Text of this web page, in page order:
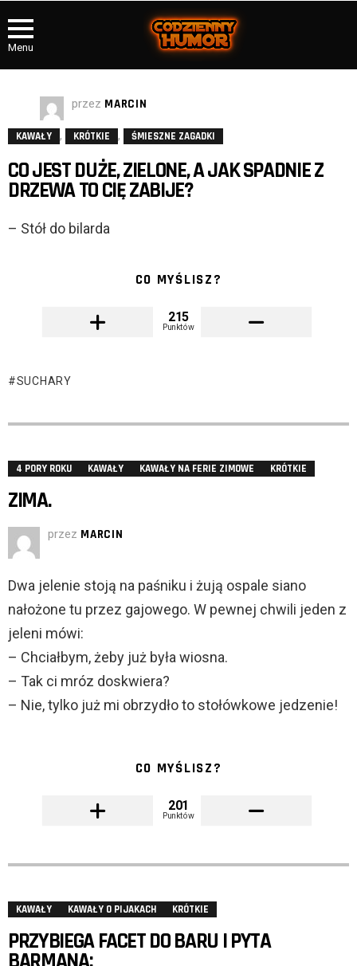
Menu
przez MARCIN
KAWAŁY , KRÓTKIE , ŚMIESZNE ZAGADKI
CO JEST DUŻE, ZIELONE, A JAK SPADNIE Z
DRZEWA TO CIĘ ZABIJE?
– Stół do bilarda
CO MYŚLISZ?
215
Punktów
SUCHARY
4 PORY ROKU KAWAŁY KAWAŁY NA FERIE ZIMOWE KRÓTKIE
ZIMA.
przez MARCIN
Dwa jelenie stoją na paśniku i żują ospale siano
nałożone tu przez gajowego. W pewnej chwili jeden z
jeleni mówi:
– Chciałbym, żeby już była wiosna.
– Tak ci mróz doskwiera?
– Nie, tylko już mi obrzydło to stołówkowe jedzenie!
CO MYŚLISZ?
201
Punktów
KAWAŁY KAWAŁY O PIJAKACH KRÓTKIE
PRZYBIEGA FACET DO BARU I PYTA